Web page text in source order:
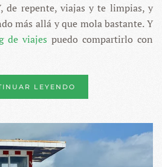
de repente, viajas y te limpias, y
más allá y que mola bastante. Y
de viajes puedo compartirlo con
LEYENDO